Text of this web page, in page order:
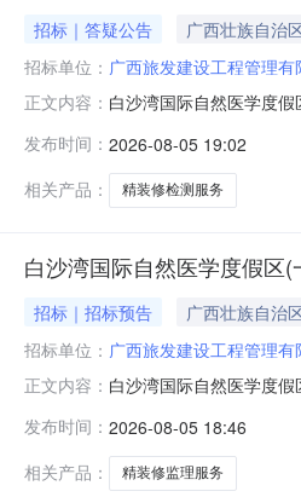
招标｜答疑公告 广西壮族自治
招标单位： 广西旅发建设工程管理有
正文内容： 白沙湾国际自然医学度
白沙湾国际疗愈度假酒
本项目由1栋度假酒
发布时间： 2026-08-05 19:02
相关产品：
精装修检测服务
白沙湾国际自然医学度假区
招标｜招标预告 广西壮族自治
招标单位： 广西旅发建设工程管理有
正文内容： 白沙湾国际自然医学度
白沙湾国际疗愈度假酒
本项目由1栋度假酒
发布时间： 2026-08-05 18:46
相关产品：
精装修监理服务